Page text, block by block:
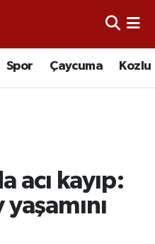
Spor Çaycuma Kozlu
acı kayıp: